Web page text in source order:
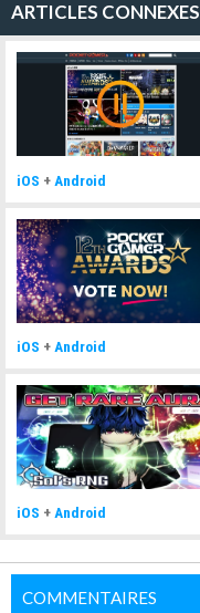
ARTICLES CONNEXES
iOS + Android
iOS + Android
iOS + Android
COMMENTAIRES